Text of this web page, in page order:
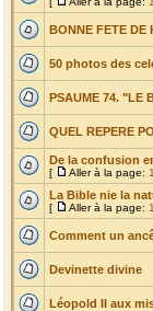
BONNE FETE DE
50 photos des
PSAUME 74. "LE
QUEL REPERE
De la confusion
[ Aller à la page: 1
La Bible nie la
[ Aller à la page: 1
Comment un
Devinette divine
Léopold II aux